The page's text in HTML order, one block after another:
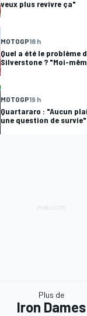
veux plus revivre ça"
MOTOGP18 h
Quel a été le problème
Silverstone ? "Moi-
MOTOGP19 h
Quartararo : "Aucun
une question de survie"
Plus de
Iron Dames